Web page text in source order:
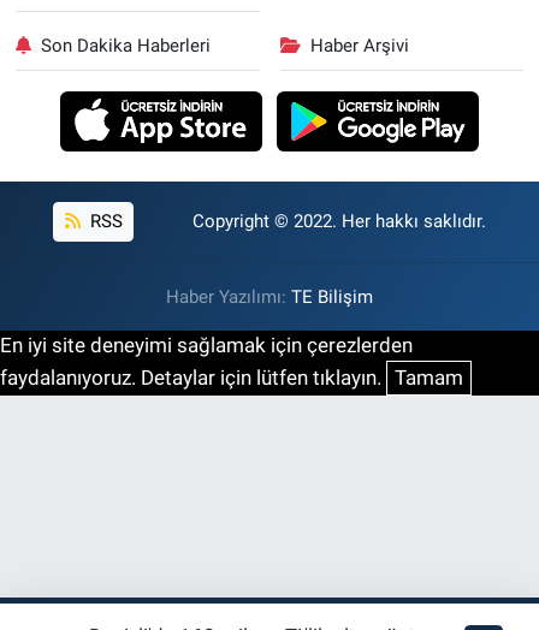
Son Dakika Haberleri Haber Arşivi
RSS Copyright © 2022. Her hakkı saklıdır.
Haber Yazılımı: TE Bilişim
En iyi site deneyimi sağlamak için çerezlerden
faydalanıyoruz. Detaylar için lütfen tıklayın. Tamam